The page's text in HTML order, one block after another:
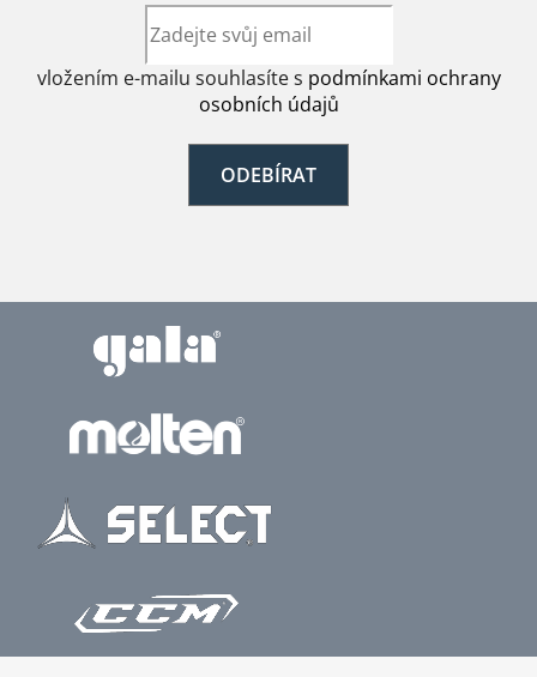
vložením e-mailu souhlasíte s podmínkami ochrany
osobních údajů
ODEBÍRAT